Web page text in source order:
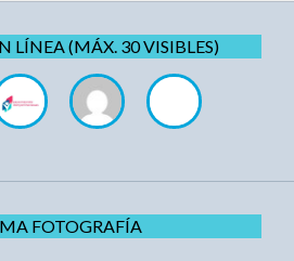
LÍNEA (MÁX. 30 VISIBLES)
FOTOGRAFÍA